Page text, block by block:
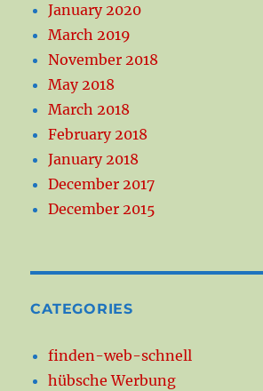
January 2020
March 2019
November 2018
May 2018
March 2018
February 2018
January 2018
December 2017
December 2015
CATEGORIES
finden-web-schnell
hübsche Werbung